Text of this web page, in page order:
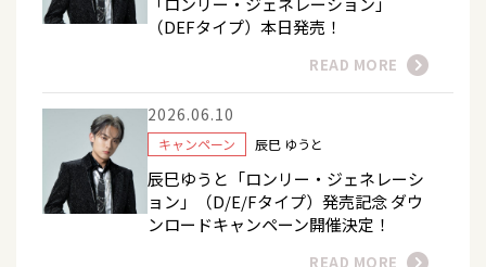
（DEFタイプ）本日発売！
READ MORE
2026.06.10
キャンペーン 辰巳 ゆうと
辰巳ゆうと「ロンリー・ジェネレーシ
ョン」（D/E/Fタイプ）発売記念 ダウ
ンロードキャンペーン開催決定！
READ MORE